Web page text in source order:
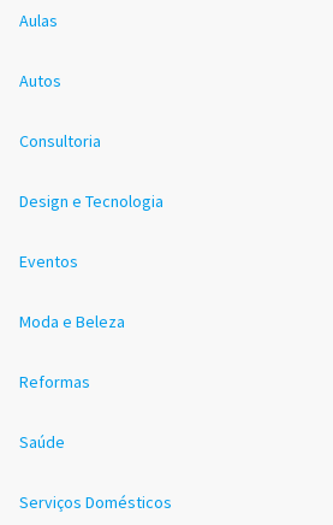
Aulas
Autos
Consultoria
Design e Tecnologia
Eventos
Moda e Beleza
Reformas
Saúde
Serviços Domésticos